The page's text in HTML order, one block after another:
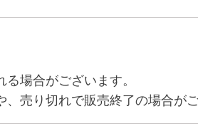
場合がございます。
売り切れで販売終了の場合がご